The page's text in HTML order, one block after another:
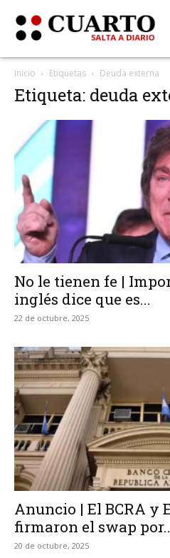
Inicio Etiquetas Deuda externa
Etiqueta: deuda
No le tienen fe |
inglés dice que es...
22 de octubre, 2025
Anuncio | El BCRA y
firmaron el swap
20 de octubre, 2025